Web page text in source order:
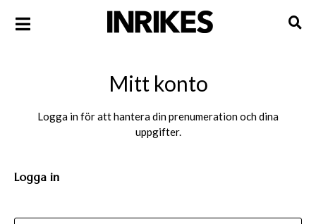
Mitt konto
Logga in för att hantera din prenumeration och dina
uppgifter.
Logga in